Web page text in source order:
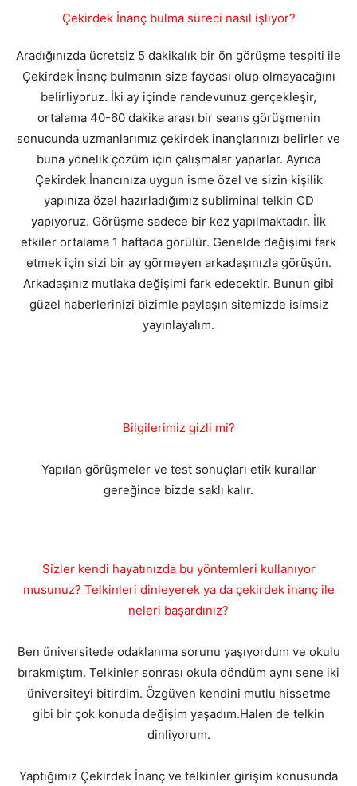
Çekirdek İnanç bulma süreci nasıl işliyor?
Aradığınızda ücretsiz 5 dakikalık bir ön görüşme tespiti ile
Çekirdek İnanç bulmanın size faydası olup olmayacağını
belirliyoruz. İki ay içinde randevunuz gerçekleşir,
ortalama 40-60 dakika arası bir seans görüşmenin
sonucunda uzmanlarımız çekirdek inançlarınızı belirler ve
buna yönelik çözüm için çalışmalar yaparlar. Ayrıca
Çekirdek İnancınıza uygun isme özel ve sizin kişilik
yapınıza özel hazırladığımız subliminal telkin CD
yapıyoruz. Görüşme sadece bir kez yapılmaktadır. İlk
etkiler ortalama 1 haftada görülür. Genelde değişimi fark
etmek için sizi bir ay görmeyen arkadaşınızla görüşün.
Arkadaşınız mutlaka değişimi fark edecektir. Bunun gibi
güzel haberlerinizi bizimle paylaşın sitemizde isimsiz
yayınlayalım.
Bilgilerimiz gizli mi?
Yapılan görüşmeler ve test sonuçları etik kurallar
gereğince bizde saklı kalır.
Sizler kendi hayatınızda bu yöntemleri kullanıyor
musunuz? Telkinleri dinleyerek ya da çekirdek inanç ile
neleri başardınız?
Ben üniversitede odaklanma sorunu yaşıyordum ve okulu
bırakmıştım. Telkinler sonrası okula döndüm aynı sene iki
üniversiteyi bitirdim. Özgüven kendini mutlu hissetme
gibi bir çok konuda değişim yaşadım.Halen de telkin
dinliyorum.
Yaptığımız Çekirdek İnanç ve telkinler girişim konusunda